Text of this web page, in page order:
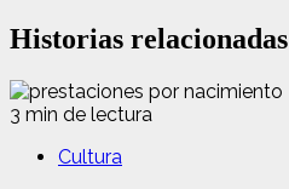
Historias relacionadas
3 min de lectura
Cultura